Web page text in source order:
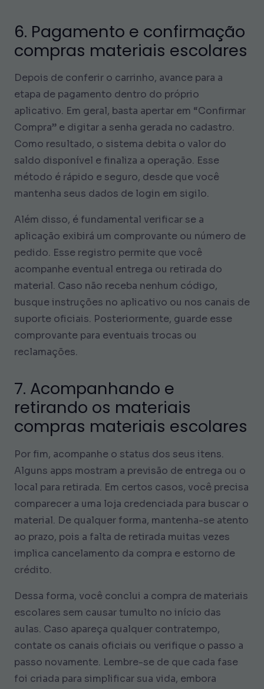
6. Pagamento e confirmação
compras materiais escolares
Depois de conferir o carrinho, avance para a
etapa de pagamento dentro do próprio
aplicativo. Em geral, basta apertar em “Confirmar
Compra” e digitar a senha gerada no cadastro.
Como resultado, o sistema debita o valor do
saldo disponível e finaliza a operação. Esse
método é rápido e seguro, desde que você
mantenha seus dados de login em sigilo.
Além disso, é fundamental verificar se a
aplicação exibirá um comprovante ou número de
pedido. Esse registro permite que você
acompanhe eventual entrega ou retirada do
material. Caso não receba nenhum código,
busque instruções no aplicativo ou nos canais de
suporte oficiais. Posteriormente, guarde esse
comprovante para eventuais trocas ou
reclamações.
7. Acompanhando e
retirando os materiais
compras materiais escolares
Por fim, acompanhe o status dos seus itens.
Alguns apps mostram a previsão de entrega ou o
local para retirada. Em certos casos, você precisa
comparecer a uma loja credenciada para buscar o
material. De qualquer forma, mantenha-se atento
ao prazo, pois a falta de retirada muitas vezes
implica cancelamento da compra e estorno de
crédito.
Dessa forma, você conclui a compra de materiais
escolares sem causar tumulto no início das
aulas. Caso apareça qualquer contratempo,
contate os canais oficiais ou verifique o passo a
passo novamente. Lembre-se de que cada fase
foi criada para simplificar sua vida, embora